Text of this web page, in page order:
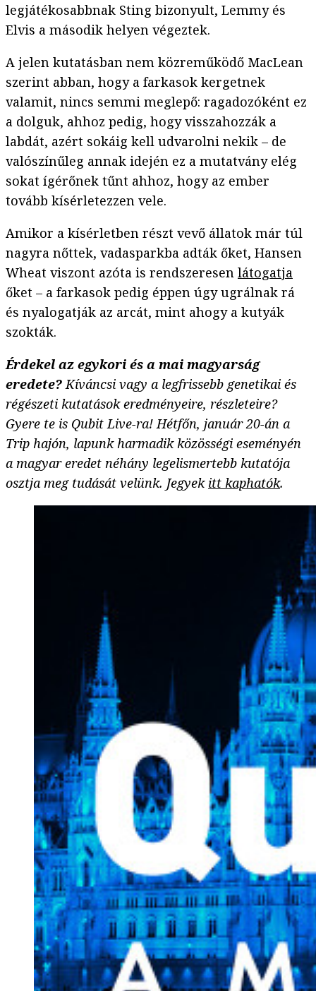
legjátékosabbnak Sting bizonyult, Lemmy és
Elvis a második helyen végeztek.
A jelen kutatásban nem közreműködő MacLean
szerint abban, hogy a farkasok kergetnek
valamit, nincs semmi meglepő: ragadozóként ez
a dolguk, ahhoz pedig, hogy visszahozzák a
labdát, azért sokáig kell udvarolni nekik – de
valószínűleg annak idején ez a mutatvány elég
sokat ígérőnek tűnt ahhoz, hogy az ember
tovább kísérletezzen vele.
Amikor a kísérletben részt vevő állatok már túl
nagyra nőttek, vadasparkba adták őket, Hansen
Wheat viszont azóta is rendszeresen látogatja
őket – a farkasok pedig éppen úgy ugrálnak rá
és nyalogatják az arcát, mint ahogy a kutyák
szokták.
Érdekel az egykori és a mai magyarság
eredete?Kíváncsi vagy a legfrissebb genetikai és
régészeti kutatások eredményeire, részleteire?
Gyere te is Qubit Live-ra! Hétfőn, január 20-án a
Trip hajón, lapunk harmadik közösségi eseményén
a magyar eredet néhány legelismertebb kutatója
osztja meg tudását velünk. Jegyek itt kaphatók.